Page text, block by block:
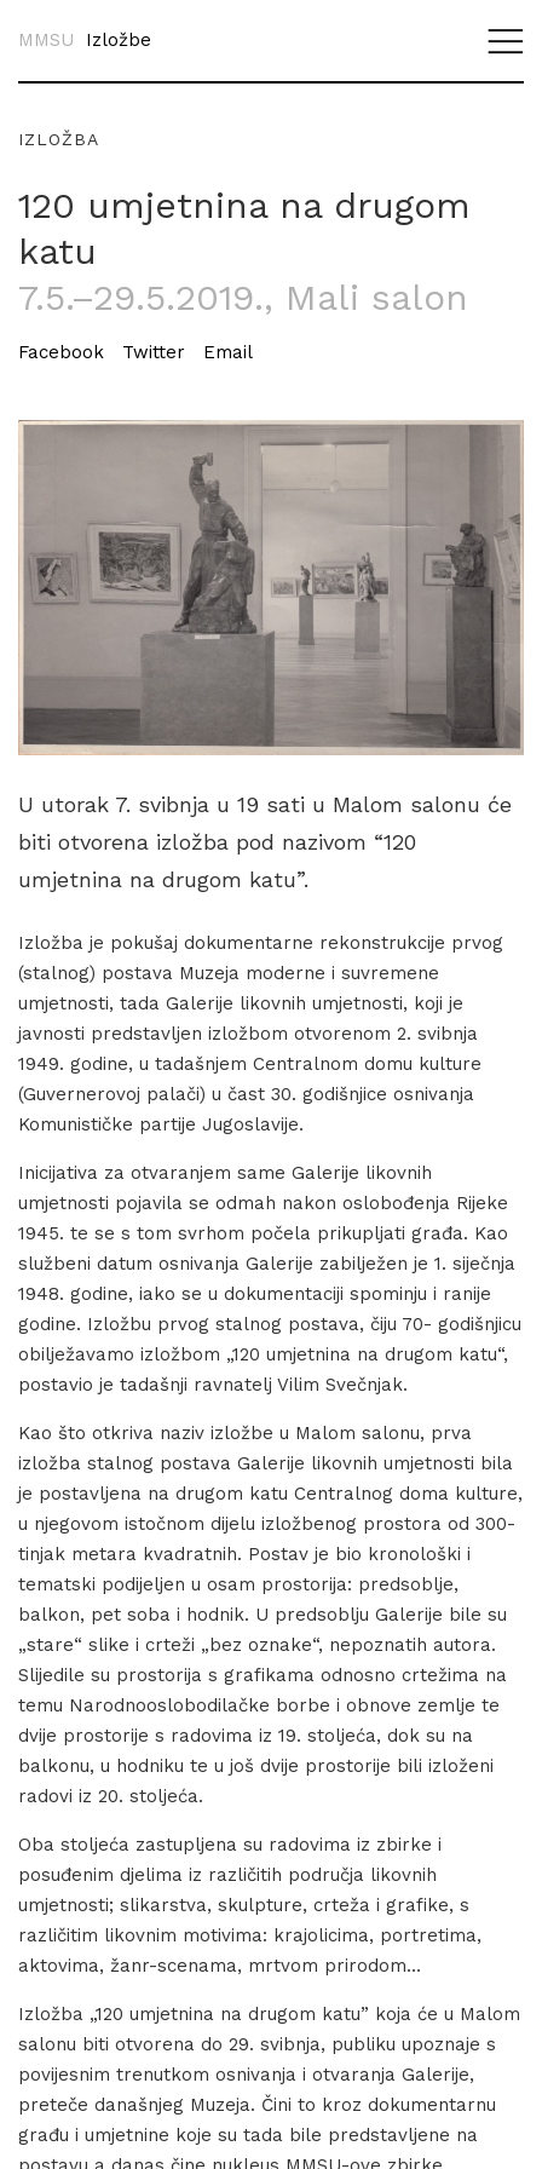
MMSU Izložbe
IZLOŽBA
120 umjetnina na drugom
katu
7.5.–29.5.2019., Mali salon
Facebook Twitter Email
U utorak 7. svibnja u 19 sati u Malom salonu će
biti otvorena izložba pod nazivom “120
umjetnina na drugom katu”.
Izložba je pokušaj dokumentarne rekonstrukcije prvog
(stalnog) postava Muzeja moderne i suvremene
umjetnosti, tada Galerije likovnih umjetnosti, koji je
javnosti predstavljen izložbom otvorenom 2. svibnja
1949. godine, u tadašnjem Centralnom domu kulture
(Guvernerovoj palači) u čast 30. godišnjice osnivanja
Komunističke partije Jugoslavije.
Inicijativa za otvaranjem same Galerije likovnih
umjetnosti pojavila se odmah nakon oslobođenja Rijeke
1945. te se s tom svrhom počela prikupljati građa. Kao
službeni datum osnivanja Galerije zabilježen je 1. siječnja
1948. godine, iako se u dokumentaciji spominju i ranije
godine. Izložbu prvog stalnog postava, čiju 70- godišnjicu
obilježavamo izložbom „120 umjetnina na drugom katu“,
postavio je tadašnji ravnatelj Vilim Svečnjak.
Kao što otkriva naziv izložbe u Malom salonu, prva
izložba stalnog postava Galerije likovnih umjetnosti bila
je postavljena na drugom katu Centralnog doma kulture,
u njegovom istočnom dijelu izložbenog prostora od 300-
tinjak metara kvadratnih. Postav je bio kronološki i
tematski podijeljen u osam prostorija: predsoblje,
balkon, pet soba i hodnik. U predsoblju Galerije bile su
„stare“ slike i crteži „bez oznake“, nepoznatih autora.
Slijedile su prostorija s grafikama odnosno crtežima na
temu Narodnooslobodilačke borbe i obnove zemlje te
dvije prostorije s radovima iz 19. stoljeća, dok su na
balkonu, u hodniku te u još dvije prostorije bili izloženi
radovi iz 20. stoljeća.
Oba stoljeća zastupljena su radovima iz zbirke i
posuđenim djelima iz različitih područja likovnih
umjetnosti; slikarstva, skulpture, crteža i grafike, s
različitim likovnim motivima: krajolicima, portretima,
aktovima, žanr-scenama, mrtvom prirodom…
Izložba „120 umjetnina na drugom katu” koja će u Malom
salonu biti otvorena do 29. svibnja, publiku upoznaje s
povijesnim trenutkom osnivanja i otvaranja Galerije,
preteče današnjeg Muzeja. Čini to kroz dokumentarnu
građu i umjetnine koje su tada bile predstavljene na